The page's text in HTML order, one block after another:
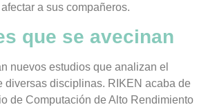
a sus compañeros.
que se avecinan
nuevos estudios que analizan el
diversas disciplinas. RIKEN acaba de
de Computación de Alto Rendimiento